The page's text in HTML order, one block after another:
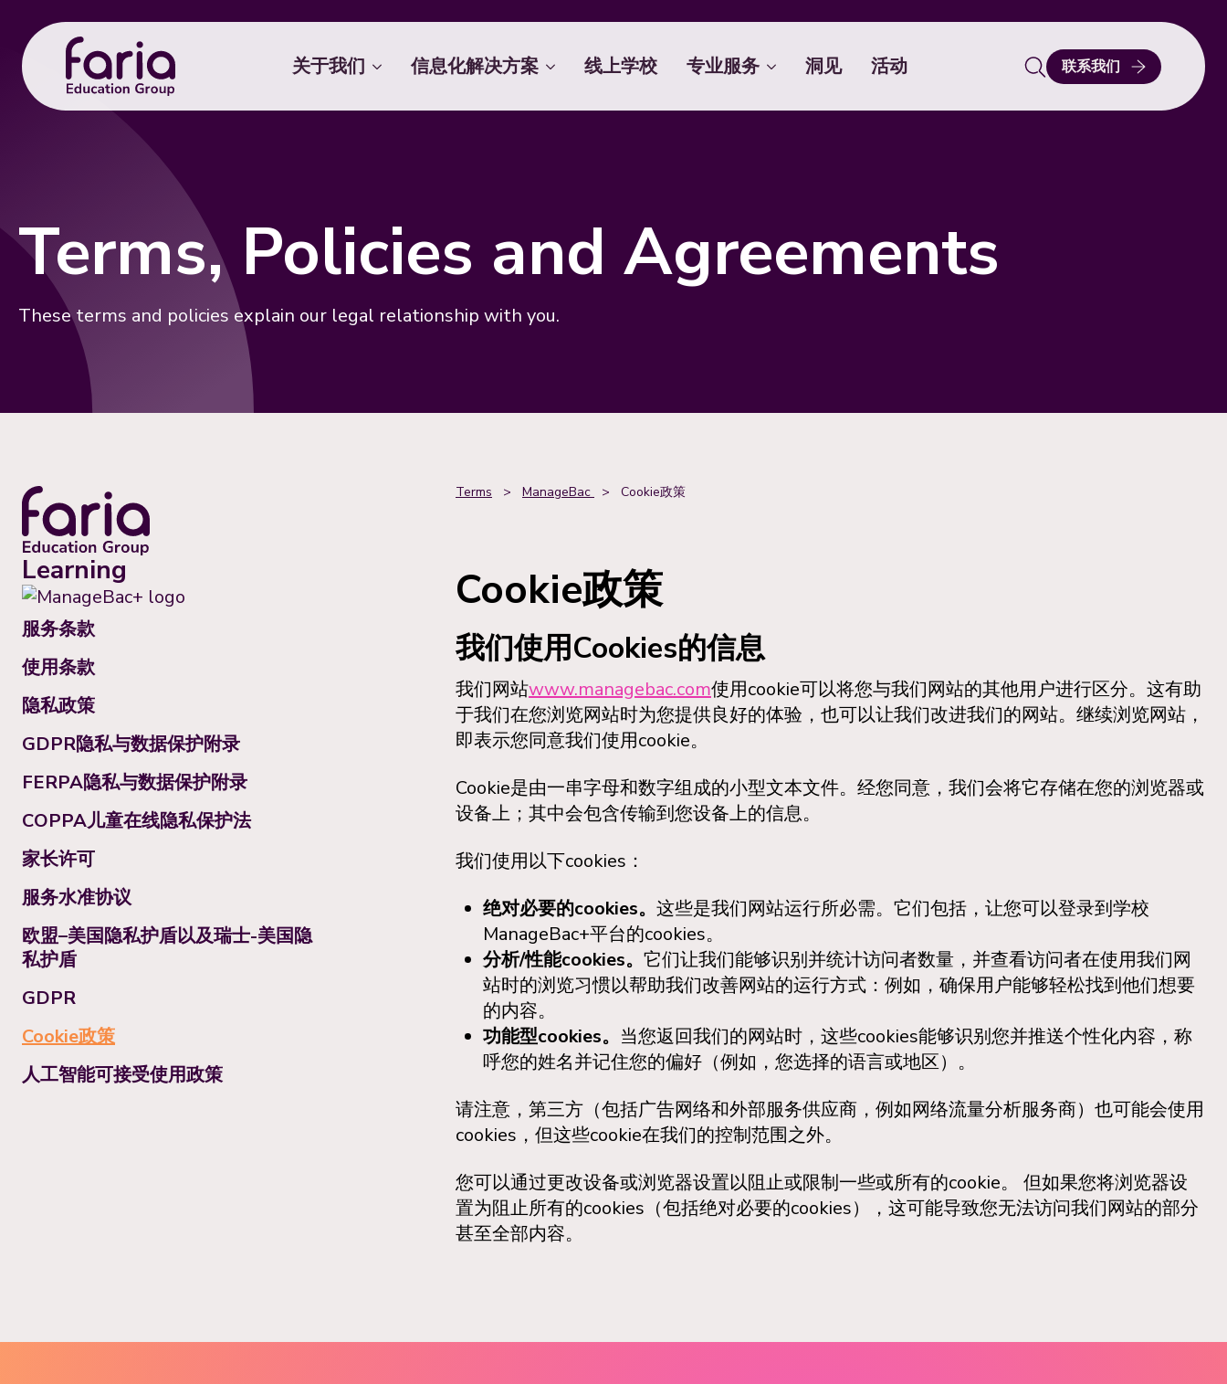
关于我们 信息化解决方案 线上学校 专业服务 洞见 活动
Search
联系我们
Terms, Policies and Agreements
These terms and policies explain our legal relationship with you.
Learning
服务条款
使用条款
隐私政策
GDPR隐私与数据保护附录
FERPA隐私与数据保护附录
COPPA儿童在线隐私保护法
家长许可
服务水准协议
欧盟–美国隐私护盾以及瑞士-美国隐
私护盾
GDPR
Cookie政策
人工智能可接受使用政策
Terms > ManageBac > Cookie政策
Cookie政策
我们使用Cookies的信息
我们网站www.managebac.com使用cookie可以将您与我们网站的其他用户进行区分。这有助
于我们在您浏览网站时为您提供良好的体验，也可以让我们改进我们的网站。继续浏览网站，
即表示您同意我们使用cookie。
Cookie是由一串字母和数字组成的小型文本文件。经您同意，我们会将它存储在您的浏览器或
设备上；其中会包含传输到您设备上的信息。
我们使用以下cookies：
绝对必要的cookies。 这些是我们网站运行所必需。它们包括，让您可以登录到学校
ManageBac+平台的cookies。
分析/性能cookies。 它们让我们能够识别并统计访问者数量，并查看访问者在使用我们网
站时的浏览习惯以帮助我们改善网站的运行方式：例如，确保用户能够轻松找到他们想要
的内容。
功能型cookies。 当您返回我们的网站时，这些cookies能够识别您并推送个性化内容，称
呼您的姓名并记住您的偏好（例如，您选择的语言或地区）。
请注意，第三方（包括广告网络和外部服务供应商，例如网络流量分析服务商）也可能会使用
cookies，但这些cookie在我们的控制范围之外。
您可以通过更改设备或浏览器设置以阻止或限制一些或所有的cookie。 但如果您将浏览器设
置为阻止所有的cookies（包括绝对必要的cookies），这可能导致您无法访问我们网站的部分
甚至全部内容。